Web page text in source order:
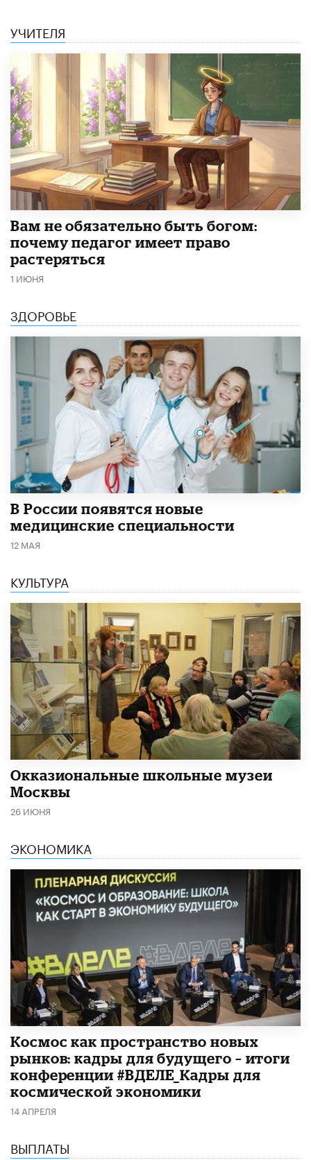
УЧИТЕЛЯ
​Вам не обязательно быть богом:
почему педагог имеет право
растеряться
1 ИЮНЯ
ЗДОРОВЬЕ
В России появятся новые
медицинские специальности
12 МАЯ
КУЛЬТУРА
​Окказиональные школьные музеи
Москвы
26 ИЮНЯ
ЭКОНОМИКА
Космос как пространство новых
рынков: кадры для будущего – итоги
конференции #ВДЕЛЕ_Кадры для
космической экономики
14 АПРЕЛЯ
ВЫПЛАТЫ